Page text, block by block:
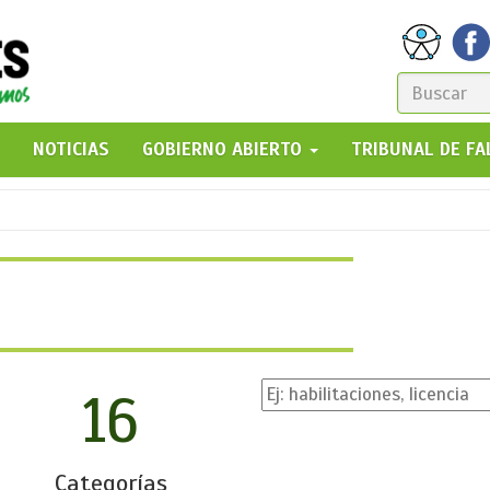
DE
GO!
NOTICIAS
GOBIERNO ABIERTO TRIBUNAL DE
16
Categorías